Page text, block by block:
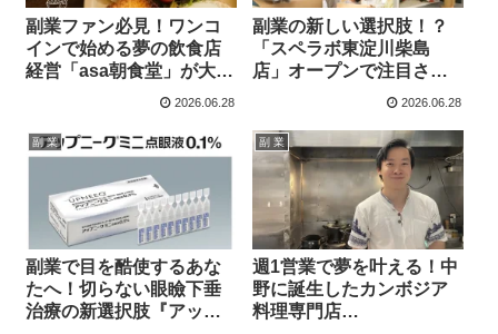
副業ファン必見！ワンコ
インで始める夢の飲食店
経営「asa朝食堂」が大阪
2026.06.28
副業の新しい選択肢！？
「スペラボ東淀川柴島
店」オープンで注目され
るトランクルーム投資の
2026.06.28
副 業
副業で目を酷使するあな
たへ！切らない眼瞼下垂
治療の新選択肢『アップ
副 業
週1営業で夢を叶える！中
野に誕生したカンボジア
料理専門店